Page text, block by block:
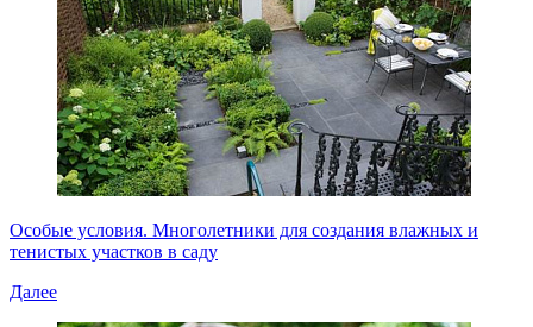
Особые условия. Многолетники для создания влажных и
тенистых участков в саду
Далее